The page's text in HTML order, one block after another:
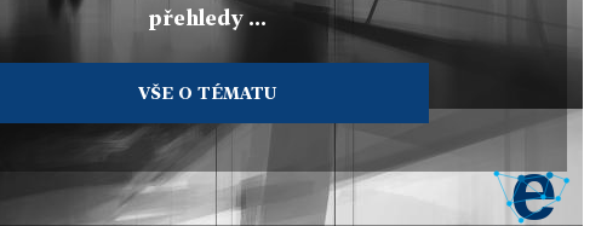
přehledy ...
VŠE O TÉMATU